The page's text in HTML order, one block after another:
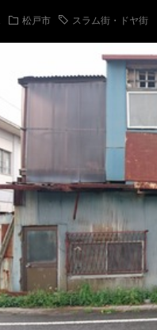
松戸市 スラム街・ドヤ街